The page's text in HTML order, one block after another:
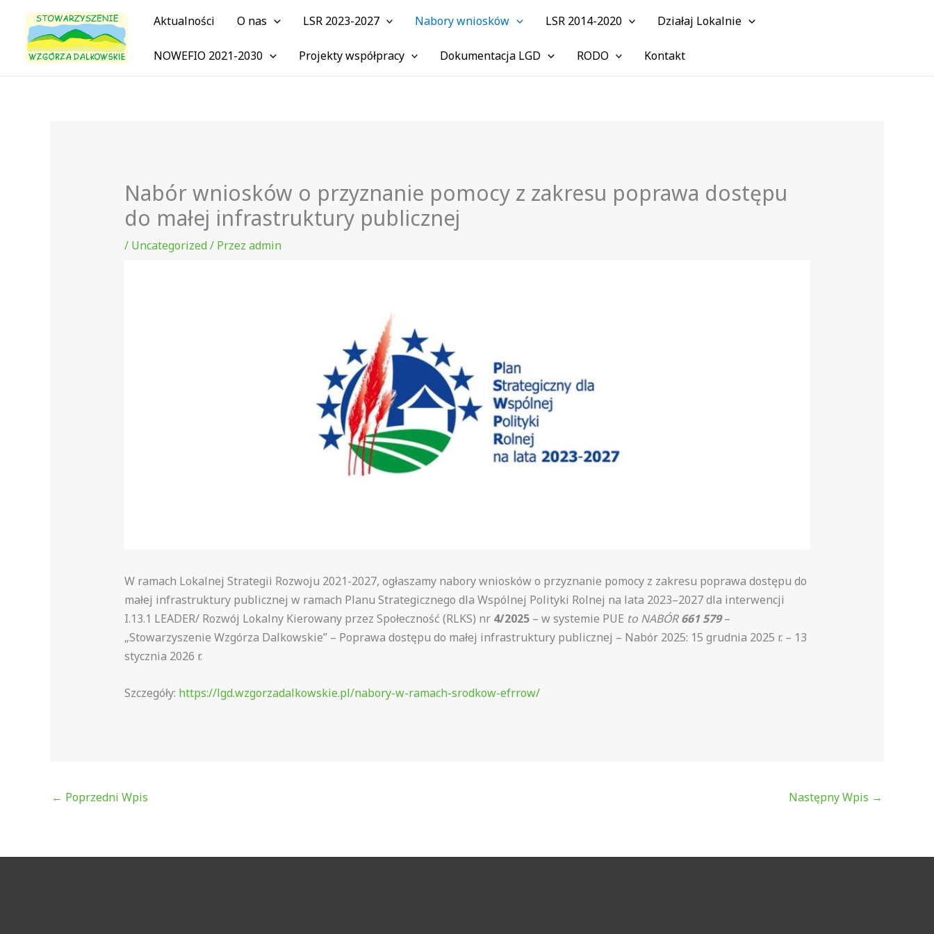
treści
Aktualności O nas LSR 2023-2027 Nabory wniosków LSR 2014-2020 Działaj Lokalnie
NOWEFIO 2021-2030 Projekty współpracy Dokumentacja LGD RODO Kontakt
Nabór wniosków o przyznanie pomocy z zakresu poprawa dostępu
do małej infrastruktury publicznej
/ Uncategorized/ Przez admin
W ramach Lokalnej Strategii Rozwoju 2021-2027, ogłaszamy nabory wniosków o przyznanie pomocy z zakresu poprawa dostępu do
małej infrastruktury publicznej w ramach Planu Strategicznego dla Wspólnej Polityki Rolnej na lata 2023–2027 dla interwencji
I.13.1 LEADER/ Rozwój Lokalny Kierowany przez Społeczność (RLKS) nr 4/2025– w systemie PUE to NABÓR661 579–
„Stowarzyszenie Wzgórza Dalkowskie” – Poprawa dostępu do małej infrastruktury publicznej – Nabór 2025: 15 grudnia 2025 r. – 13
stycznia 2026 r.
Szczegóły: https://lgd.wzgorzadalkowskie.pl/nabory-w-ramach-srodkow-efrrow/
← Poprzedni Wpis Następny Wpis →